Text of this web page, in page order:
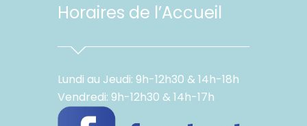
Horaires de l’Accueil
Lundi au Jeudi: 9h-12h30 & 14h-18h
Vendredi: 9h-12h30 & 14h-17h